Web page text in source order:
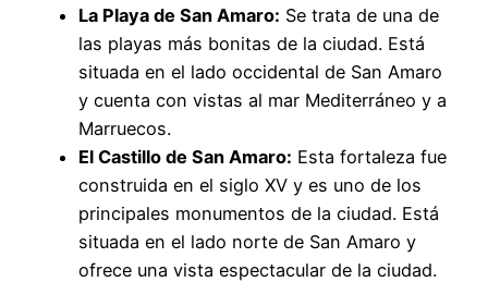
La Playa de San Amaro: Se trata de una de
las playas más bonitas de la ciudad. Está
situada en el lado occidental de San Amaro
y cuenta con vistas al mar Mediterráneo y a
Marruecos.
El Castillo de San Amaro: Esta fortaleza fue
construida en el siglo XV y es uno de los
principales monumentos de la ciudad. Está
situada en el lado norte de San Amaro y
ofrece una vista espectacular de la ciudad.